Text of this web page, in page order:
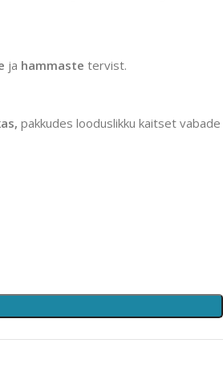
ja hammaste tervist.
,pakkudes looduslikku kaitset vabade